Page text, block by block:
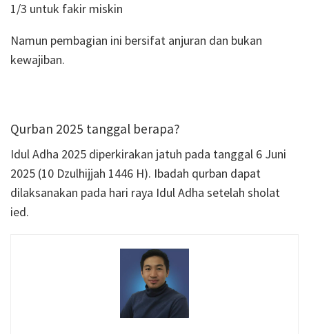
1/3 untuk fakir miskin
Namun pembagian ini bersifat anjuran dan bukan
kewajiban.
Qurban 2025 tanggal berapa?
Idul Adha 2025 diperkirakan jatuh pada tanggal 6 Juni
2025 (10 Dzulhijjah 1446 H). Ibadah qurban dapat
dilaksanakan pada hari raya Idul Adha setelah sholat
ied.